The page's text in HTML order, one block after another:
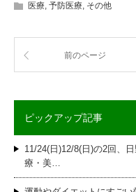
医療, 予防医療, その他
前のページ
ピックアップ記事
11/24(日)12/8(日)の2回、
療・美…